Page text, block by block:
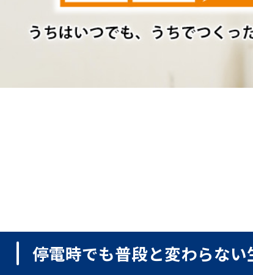
販売台数
停電時でも普段と変わらない